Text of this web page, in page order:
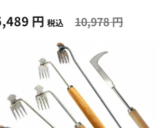
円 税込 10,978 円